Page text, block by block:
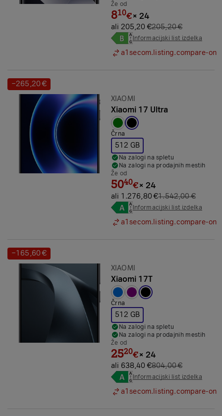
Že od
810€× 24
ali 205,20 €205,20 €
Informacijski list izdelka
a1secom.listing.compare-on
Prihranek:
−265,20 €
Znamka:
XIAOMI
Xiaomi 17 Ultra
Izbrana barva:
Črna
512 GB
Na zalogi na spletu
Na zalogi na prodajnih mestih
Že od
5040€× 24
ali 1.276,80 €1.542,00 €
Informacijski list izdelka
a1secom.listing.compare-on
Prihranek:
−165,60 €
Znamka:
XIAOMI
Xiaomi 17T
Izbrana barva:
Črna
512 GB
Na zalogi na spletu
Na zalogi na prodajnih mestih
Že od
2520€× 24
ali 638,40 €804,00 €
Informacijski list izdelka
a1secom.listing.compare-on